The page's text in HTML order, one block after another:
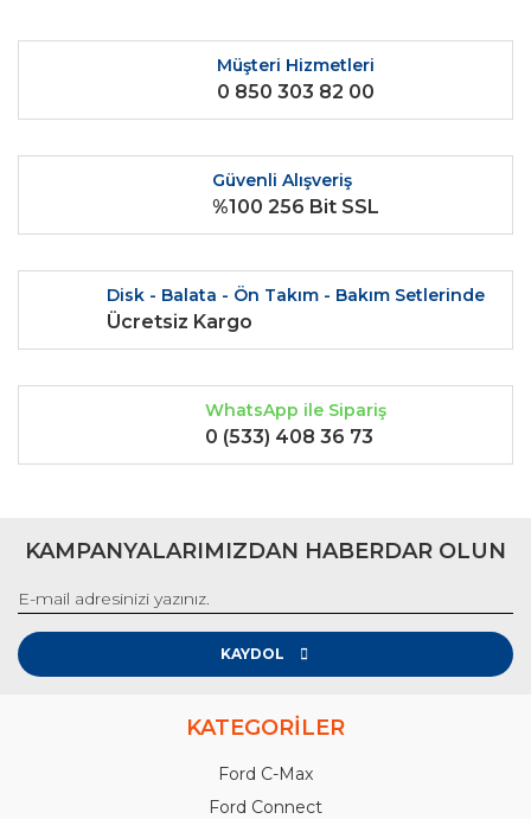
Ürün fiyatı diğer sitelerden daha pahalı.
Bu ürüne benzer farklı alternatifler olmalı.
Müşteri Hizmetleri
0 850 303 82 00
Güvenli Alışveriş
%100 256 Bit SSL
Disk - Balata - Ön Takım - Bakım Setlerinde
Ücretsiz Kargo
WhatsApp ile Sipariş
0 (533) 408 36 73
KAMPANYALARIMIZDAN HABERDAR OLUN
KAYDOL
KATEGORİLER
Ford C-Max
Ford Connect